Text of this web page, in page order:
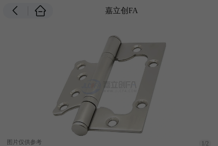
嘉立创FA
图片仅供参考 1/2